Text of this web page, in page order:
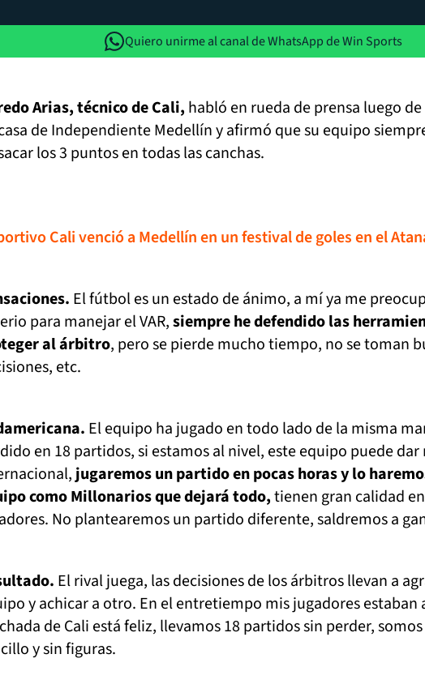
Quiero unirme al canal de WhatsApp de Win Sports
Arias, técnico de Cali, habló en rueda de prensa luego
de Independiente Medellín y afirmó que su equipo
los 3 puntos en todas las canchas.
Cali venció a Medellín en un festival de goles en el
El fútbol es un estado de ánimo, a mí ya me
para manejar el VAR,siempre he defendido las
al árbitro, pero se pierde mucho tiempo, no se toman
etc.
El equipo ha jugado en todo lado de la misma
en 18 partidos, si estamos al nivel, este equipo puede dar
jugaremos un partido en pocas horas y lo
como Millonarios que dejará todo,tienen gran calidad
No plantearemos un partido diferente, saldremos a
El rival juega, las decisiones de los árbitros llevan a
y achicar a otro. En el entretiempo mis jugadores estaban
de Cali está feliz, llevamos 18 partidos sin perder,
y sin figuras.